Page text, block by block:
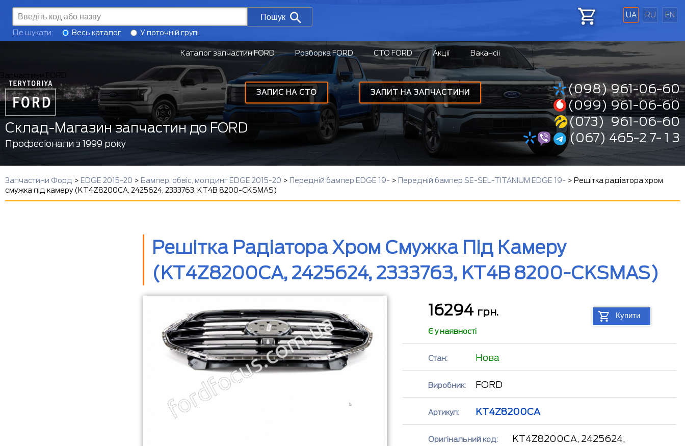
UA RU EN
ЗАПИТ НА ЗАПЧАСТИНИ
ЗАПИС НА СТО
Пошук
Де шукати: Весь каталог У поточній групі
Каталог запчастин FORD Розборка FORD СТО FORD Акції Вакансіі
Склад-Магазин запчастин до FORD
Професіонали з 1999 року
(098) 961-06-60
(099) 961-06-60
(073) 961-06-60
(067) 465-2 7- 1 3
Запчастини Форд > EDGE 2015-20 > Бампер, обвіс, молдинг EDGE 2015-20 > Передній бампер EDGE 19- > Передній бампер SE-SEL-TITANIUM EDGE 19- > Решітка радіатора хром
смужка під камеру (KT4Z8200CA, 2425624, 2333763, KT4B 8200-CKSMAS)
Решітка Радіатора Хром Смужка Під Камеру
(KT4Z8200CA, 2425624, 2333763, KT4B 8200-CKSMAS)
16294 грн. Купити
Є у наявності
Стан: Нова
Виробник: FORD
Артикул: KT4Z8200CA
Оригінальний код:
KT4Z8200CA, 2425624,